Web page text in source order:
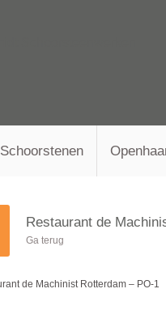
Schoorstenen
Restaurant de
Ga terug